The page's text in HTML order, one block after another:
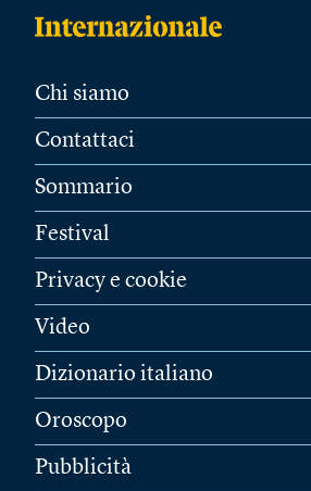
Chi siamo
Contattaci
Sommario
Festival
Privacy e cookie
Video
Dizionario italiano
Oroscopo
Pubblicità